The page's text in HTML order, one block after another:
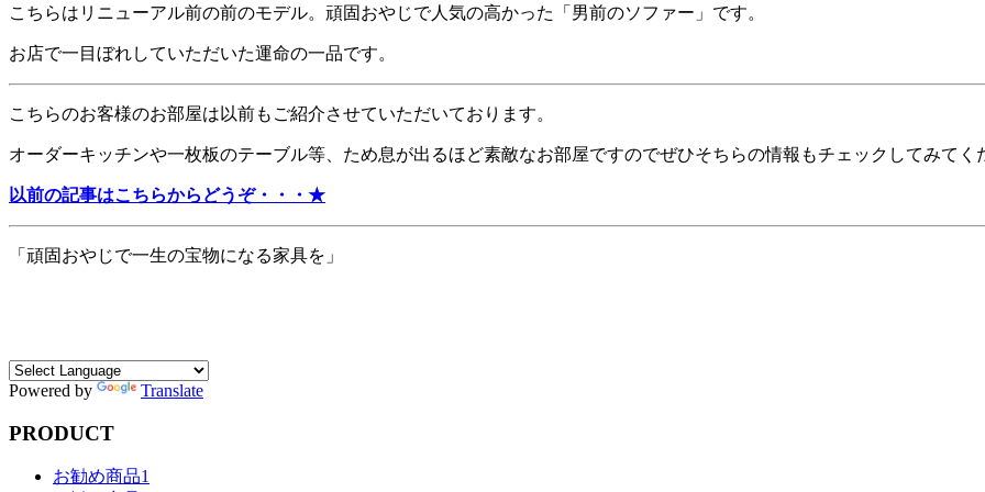
こちらはリニューアル前の前のモデル。頑固おやじで人気の高かった「男前のソファー」です。
お店で一目ぼれしていただいた運命の一品です。
こちらのお客様のお部屋は以前もご紹介させていただいております。
オーダーキッチンや一枚板のテーブル等、ため息が出るほど素敵なお部屋ですのでぜひそちらの情報もチェックしてみてく
以前の記事はこちらからどうぞ・・・★
「頑固おやじで一生の宝物になる家具を」
Powered by Translate
PRODUCT
お勧め商品1